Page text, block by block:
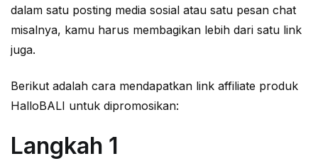
dalam satu posting media sosial atau satu pesan chat
misalnya, kamu harus membagikan lebih dari satu link
juga.
Berikut adalah cara mendapatkan link affiliate produk
HalloBALI untuk dipromosikan:
Langkah 1